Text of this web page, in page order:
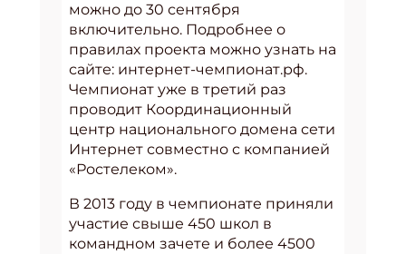
можно до 30 сентября
включительно. Подробнее о
правилах проекта можно узнать на
сайте: интернет-чемпионат.рф.
Чемпионат уже в третий раз
проводит Координационный
центр национального домена сети
Интернет совместно с компанией
«Ростелеком».
В 2013 году в чемпионате приняли
участие свыше 450 школ в
командном зачете и более 4500